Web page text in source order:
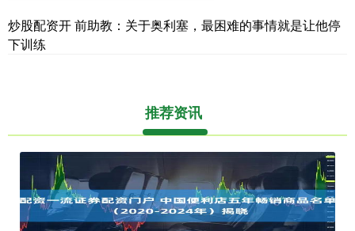
炒股配资开 前助教：关于奥利塞，最困难的事情就是让他停
下训练
推荐资讯